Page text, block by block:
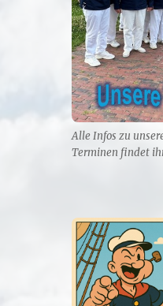
Alle Infos zu
Terminen findet